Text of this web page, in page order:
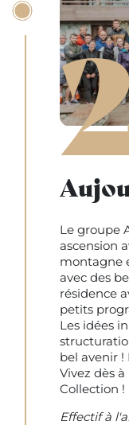
Le groupe
ascension
montagne
avec des
résidence
petits
Les idées
bel avenir
Vivez dès
Collection !
Effectif à